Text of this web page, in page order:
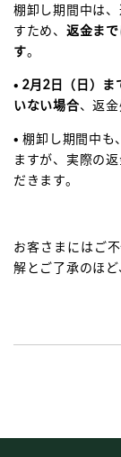
棚卸し期間中は
すため、 返金ま
す。
•2月2日（日）ま
いない場合、返
• 棚卸し期間中も
ますが、実際の
だきます。
お客さまにはご
解とご了承のほ